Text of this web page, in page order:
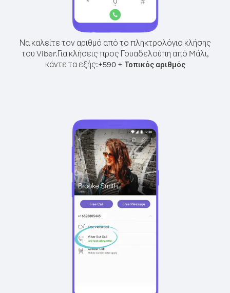
Να καλείτε τον αριθμό από το πληκτρολόγιο κλήσης
του Viber.Για κλήσεις προς Γουαδελούπη από Mάλι,
κάντε τα εξής:+590+ Τοπικός αριθμός